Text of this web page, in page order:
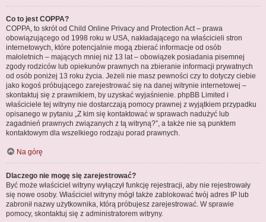
Co to jest COPPA?
COPPA, to skrót od Child Online Privacy and Protection Act – prawa
obowiązującego od 1998 roku w USA, nakładającego na właścicieli stron
internetowych, które potencjalnie mogą zbierać informacje od osób
małoletnich – mających mniej niż 13 lat – obowiązek posiadania pisemnej
zgody rodziców lub opiekunów prawnych na zbieranie informacji prywatnych
od osób poniżej 13 roku życia. Jeżeli nie masz pewności czy to dotyczy ciebie
jako kogoś próbującego zarejestrować się na danej witrynie internetowej –
skontaktuj się z prawnikiem, by uzyskać wyjaśnienie. phpBB Limited i
właściciele tej witryny nie dostarczają pomocy prawnej z wyjątkiem przypadku
opisanego w pytaniu „Z kim się kontaktować w sprawach nadużyć lub
zagadnień prawnych związanych z tą witryną?”, a także nie są punktem
kontaktowym dla wszelkiego rodzaju porad prawnych.
Na górę
Dlaczego nie mogę się zarejestrować?
Być może właściciel witryny wyłączył funkcję rejestracji, aby nie rejestrowały
się nowe osoby. Właściciel witryny mógł także zablokować twój adres IP lub
zabronił nazwy użytkownika, którą próbujesz zarejestrować. W sprawie
pomocy, skontaktuj się z administratorem witryny.